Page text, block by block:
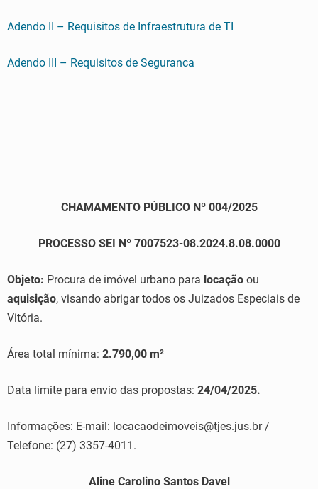
Adendo II – Requisitos de Infraestrutura de TI
Adendo III – Requisitos de Seguranca
CHAMAMENTO PÚBLICO Nº 004/2025
PROCESSO SEI Nº 7007523-08.2024.8.08.0000
Objeto: Procura de imóvel urbano para locação ou
aquisição, visando abrigar todos os Juizados Especiais de
Vitória.
Área total mínima: 2.790,00 m²
Data limite para envio das propostas: 24/04/2025.
Informações: E-mail: locacaodeimoveis@tjes.jus.br /
Telefone: (27) 3357-4011.
Aline Carolino Santos Davel